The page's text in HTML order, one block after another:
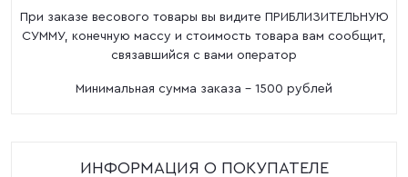
При заказе весового товары вы видите ПРИБЛИЗИТЕЛЬНУЮ
СУММУ, конечную массу и стоимость товара вам сообщит,
связавшийся с вами оператор
Минимальная сумма заказа - 1500 рублей
ИНФОРМАЦИЯ О ПОКУПАТЕЛЕ